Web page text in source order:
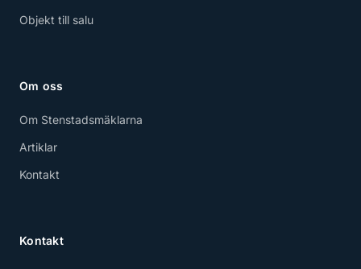
Objekt till salu
Om oss
Om Stenstadsmäklarna
Artiklar
Kontakt
Kontakt